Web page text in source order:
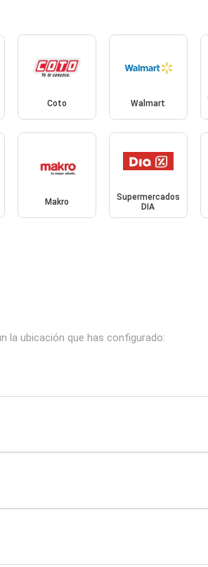
Coto Walmart
Makro
Supermercados
DIA
la ubicación que has configurado: